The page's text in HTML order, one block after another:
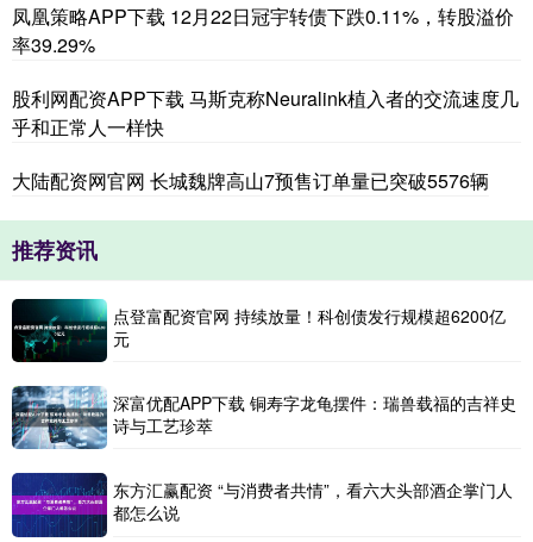
凤凰策略APP下载 12月22日冠宇转债下跌0.11%，转股溢价
率39.29%
股利网配资APP下载 马斯克称Neuralink植入者的交流速度几
乎和正常人一样快
大陆配资网官网 长城魏牌高山7预售订单量已突破5576辆
推荐资讯
点登富配资官网 持续放量！科创债发行规模超6200亿
元
深富优配APP下载 铜寿字龙龟摆件：瑞兽载福的吉祥史
诗与工艺珍萃
东方汇赢配资 “与消费者共情”，看六大头部酒企掌门人
都怎么说